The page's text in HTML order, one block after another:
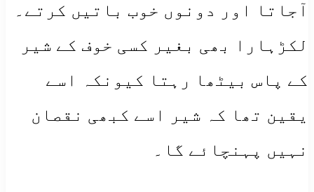
آجاتا اور دونوں خوب باتیں کرتے۔
لکڑہارا بھی بغیر کسی خوف کے شیر
کے پاس بیٹھا رہتا کیونکہ اسے
یقین تھا کہ شیر اسے کبھی نقصان
نہیں پہنچائے گا۔